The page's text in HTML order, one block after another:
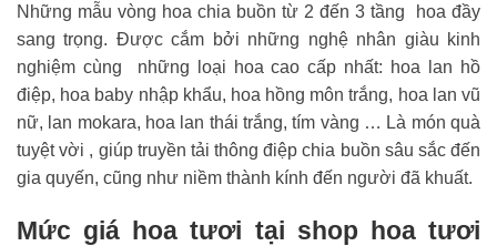
Những mẫu vòng hoa chia buồn từ 2 đến 3 tầng hoa đầy
sang trọng. Được cắm bởi những nghệ nhân giàu kinh
nghiệm cùng những loại hoa cao cấp nhất: hoa lan hồ
điệp, hoa baby nhập khẩu, hoa hồng môn trắng, hoa lan vũ
nữ, lan mokara, hoa lan thái trắng, tím vàng … Là món quà
tuyệt vời , giúp truyền tải thông điệp chia buồn sâu sắc đến
gia quyến, cũng như niềm thành kính đến người đã khuất.
Mức giá hoa tươi tại shop hoa tươi